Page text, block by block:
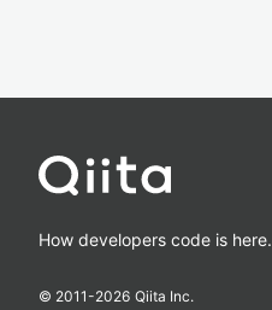
How developers code is here.
© 2011-2026 Qiita Inc.